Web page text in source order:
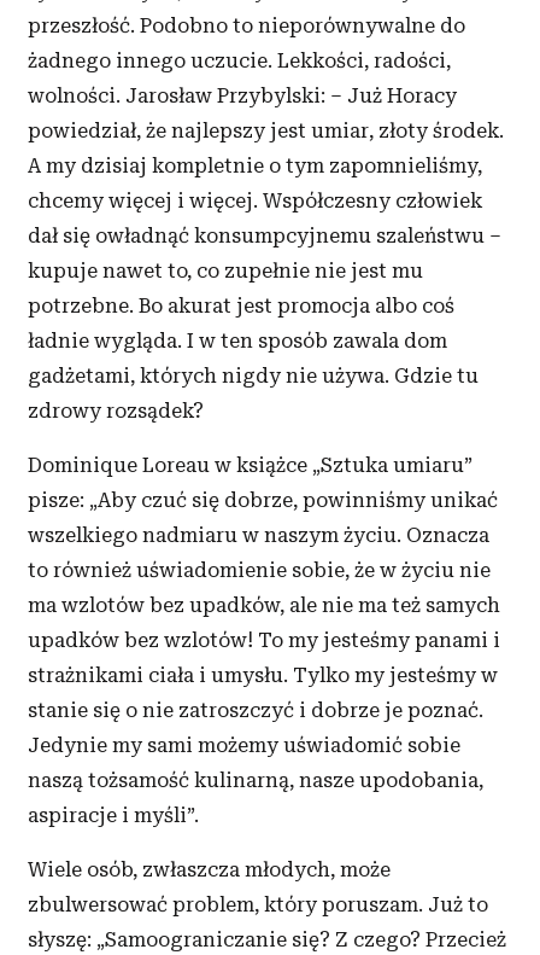
przeszłość. Podobno to nieporównywalne do
żadnego innego uczucie. Lekkości, radości,
wolności. Jarosław Przybylski: – Już Horacy
powiedział, że najlepszy jest umiar, złoty środek.
A my dzisiaj kompletnie o tym zapomnieliśmy,
chcemy więcej i więcej. Współczesny człowiek
dał się owładnąć konsumpcyjnemu szaleństwu –
kupuje nawet to, co zupełnie nie jest mu
potrzebne. Bo akurat jest promocja albo coś
ładnie wygląda. I w ten sposób zawala dom
gadżetami, których nigdy nie używa. Gdzie tu
zdrowy rozsądek?
Dominique Loreau w książce „Sztuka umiaru”
pisze: „Aby czuć się dobrze, powinniśmy unikać
wszelkiego nadmiaru w naszym życiu. Oznacza
to również uświadomienie sobie, że w życiu nie
ma wzlotów bez upadków, ale nie ma też samych
upadków bez wzlotów! To my jesteśmy panami i
strażnikami ciała i umysłu. Tylko my jesteśmy w
stanie się o nie zatroszczyć i dobrze je poznać.
Jedynie my sami możemy uświadomić sobie
naszą tożsamość kulinarną, nasze upodobania,
aspiracje i myśli”.
Wiele osób, zwłaszcza młodych, może
zbulwersować problem, który poruszam. Już to
słyszę: „Samoograniczanie się? Z czego? Przecież